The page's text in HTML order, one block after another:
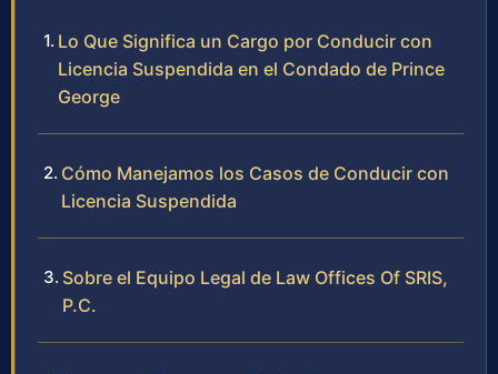
Lo Que Significa un Cargo por Conducir con
Licencia Suspendida en el Condado de Prince
George
Cómo Manejamos los Casos de Conducir con
Licencia Suspendida
Sobre el Equipo Legal de Law Offices Of SRIS,
P.C.